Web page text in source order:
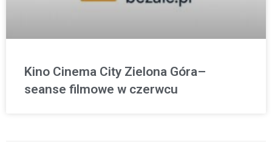
Kino Cinema City Zielona Góra–
seanse filmowe w czerwcu